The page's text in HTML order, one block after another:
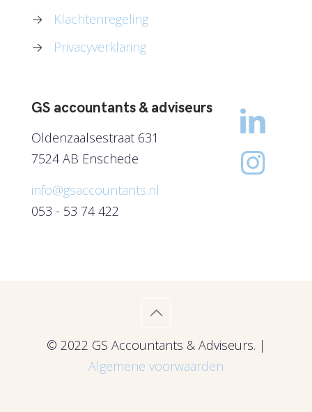
→
Klachtenregeling
→
Privacyverklaring
GS accountants & adviseurs
Oldenzaalsestraat 631
7524 AB Enschede
info@gsaccountants.nl
053 - 53 74 422
© 2022 GS Accountants & Adviseurs. |
Algemene voorwaarden